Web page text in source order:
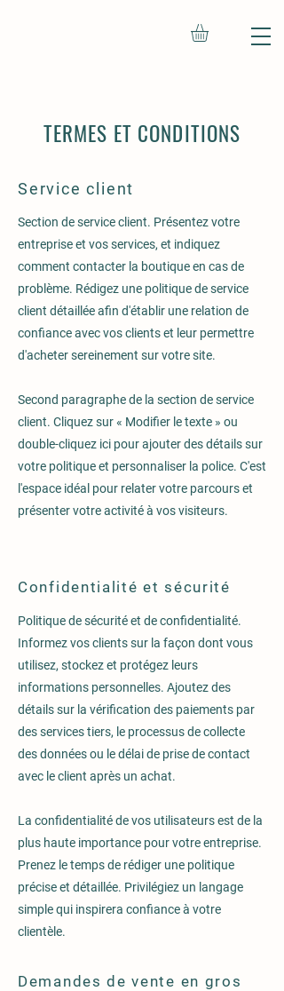
TERMES ET CONDITIONS
Service client
Section de service client. Présentez votre
entreprise et vos services, et indiquez
comment contacter la boutique en cas de
problème. Rédigez une politique de service
client détaillée afin d'établir une relation de
confiance avec vos clients et leur permettre
d'acheter sereinement sur votre site.
Second paragraphe de la section de service
client. Cliquez sur « Modifier le texte » ou
double-cliquez ici pour ajouter des détails sur
votre politique et personnaliser la police. C'est
l'espace idéal pour relater votre parcours et
présenter votre activité à vos visiteurs.
Confidentialité et sécurité
Politique de sécurité et de confidentialité.
Informez vos clients sur la façon dont vous
utilisez, stockez et protégez leurs
informations personnelles. Ajoutez des
détails sur la vérification des paiements par
des services tiers, le processus de collecte
des données ou le délai de prise de contact
avec le client après un achat.
La confidentialité de vos utilisateurs est de la
plus haute importance pour votre entreprise.
Prenez le temps de rédiger une politique
précise et détaillée. Privilégiez un langage
simple qui inspirera confiance à votre
clientèle.​
Demandes de vente en gros